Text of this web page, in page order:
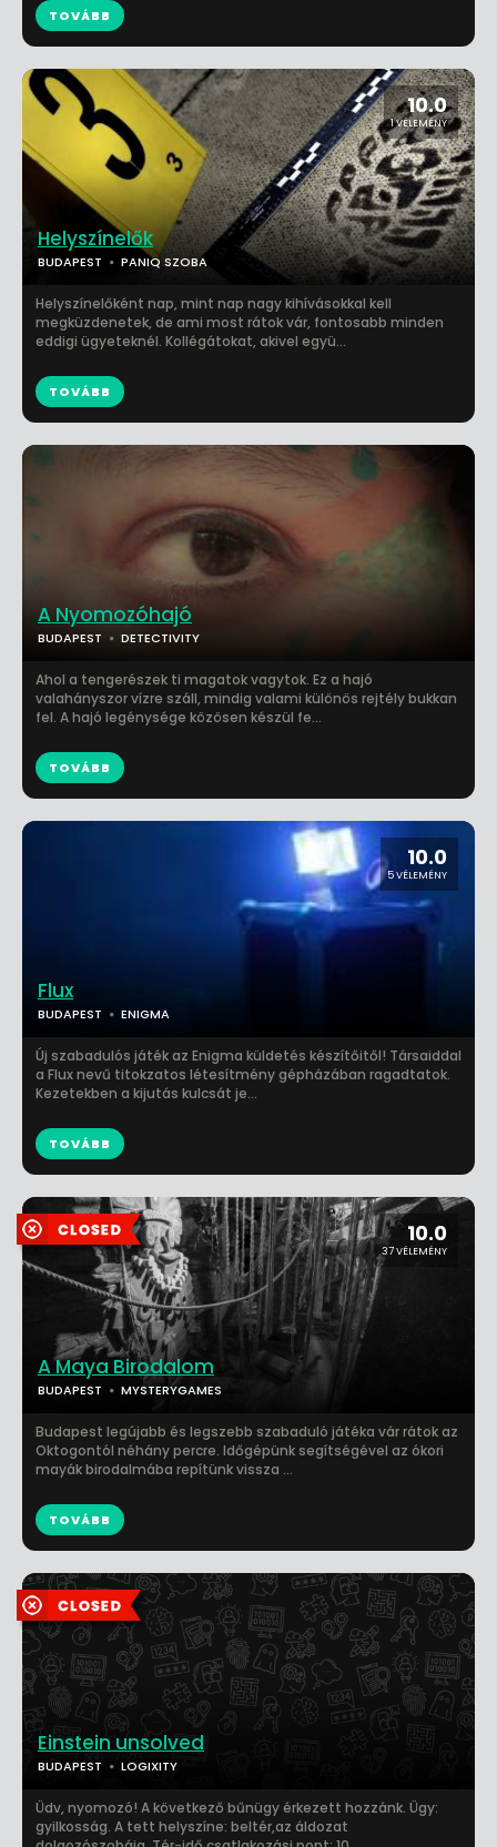
TOVÁBB
A Nyomozóhajó
BUDAPEST DETECTIVITY
Ahol a tengerészek ti magatok vagytok. Ez a hajó
valahányszor vízre száll, mindig valami különös rejtély bukkan
fel. A hajó legénysége közösen készül fe...
TOVÁBB
10.0
1 VÉLEMÉNY
Helyszínelők
BUDAPEST PANIQ SZOBA
Helyszínelőként nap, mint nap nagy kihívásokkal kell
megküzdenetek, de ami most rátok vár, fontosabb minden
eddigi ügyeteknél. Kollégátokat, akivel együ...
TOVÁBB
10.0
5 VÉLEMÉNY
Flux
BUDAPEST ENIGMA
Új szabadulós játék az Enigma küldetés készítőitől! Társaiddal
a Flux nevű titokzatos létesítmény gépházában ragadtatok.
Kezetekben a kijutás kulcsát je...
TOVÁBB
10.0
37 VÉLEMÉNY
A Maya Birodalom
BUDAPEST MYSTERYGAMES
Budapest legújabb és legszebb szabaduló játéka vár rátok az
Oktogontól néhány percre. Időgépünk segítségével az ókori
mayák birodalmába repítünk vissza ...
TOVÁBB
Einstein unsolved
BUDAPEST LOGIXITY
Üdv, nyomozó! A következő bűnügy érkezett hozzánk. Ügy:
gyilkosság. A tett helyszíne: beltér,az áldozat